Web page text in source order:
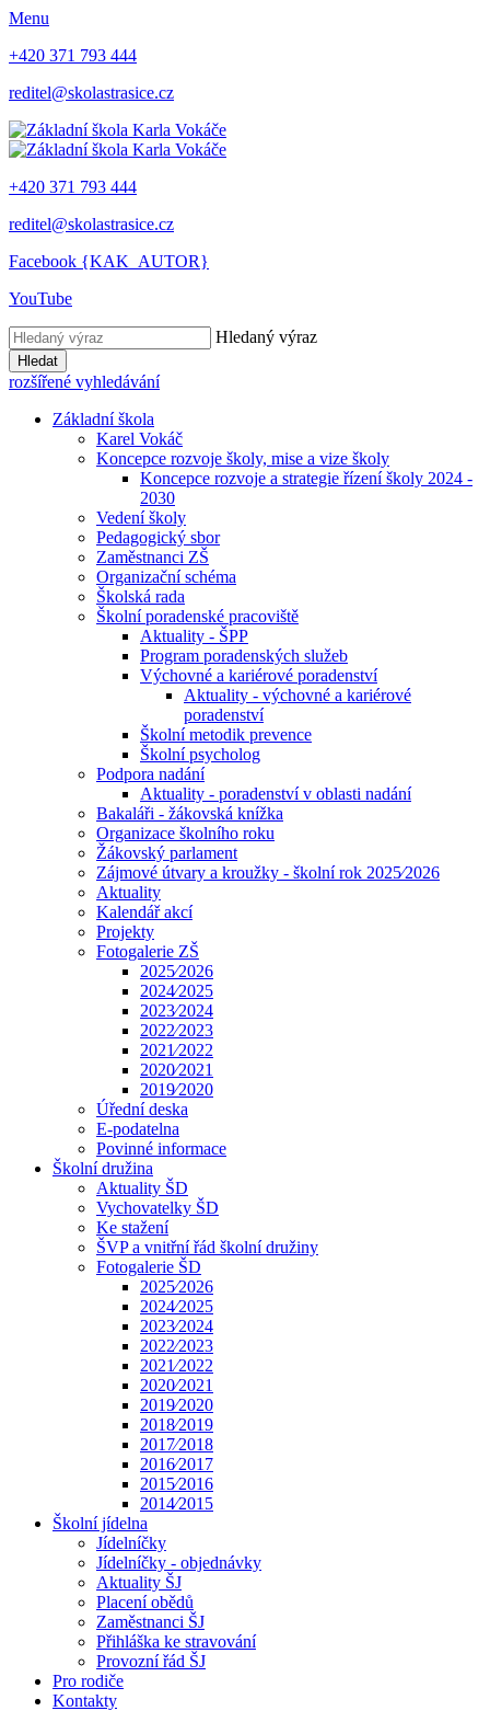
Menu
+420 371 793 444
reditel@skolastrasice.cz
+420 371 793 444
reditel@skolastrasice.cz
Facebook {KAK_AUTOR}
YouTube
Hledaný výraz
Hledat
rozšířené vyhledávání
Základní škola
Karel Vokáč
Koncepce rozvoje školy, mise a vize školy
Koncepce rozvoje a strategie řízení školy 2024 -
2030
Vedení školy
Pedagogický sbor
Zaměstnanci ZŠ
Organizační schéma
Školská rada
Školní poradenské pracoviště
Aktuality - ŠPP
Program poradenských služeb
Výchovné a kariérové poradenství
Aktuality - výchovné a kariérové
poradenství
Školní metodik prevence
Školní psycholog
Podpora nadání
Aktuality - poradenství v oblasti nadání
Bakaláři - žákovská knížka
Organizace školního roku
Žákovský parlament
Zájmové útvary a kroužky - školní rok 2025⁄2026
Aktuality
Kalendář akcí
Projekty
Fotogalerie ZŠ
2025⁄2026
2024⁄2025
2023⁄2024
2022⁄2023
2021⁄2022
2020⁄2021
2019⁄2020
Úřední deska
E-podatelna
Povinné informace
Školní družina
Aktuality ŠD
Vychovatelky ŠD
Ke stažení
ŠVP a vnitřní řád školní družiny
Fotogalerie ŠD
2025⁄2026
2024⁄2025
2023⁄2024
2022⁄2023
2021⁄2022
2020⁄2021
2019⁄2020
2018⁄2019
2017⁄2018
2016⁄2017
2015⁄2016
2014⁄2015
Školní jídelna
Jídelníčky
Jídelníčky - objednávky
Aktuality ŠJ
Placení obědů
Zaměstnanci ŠJ
Přihláška ke stravování
Provozní řád ŠJ
Pro rodiče
Kontakty